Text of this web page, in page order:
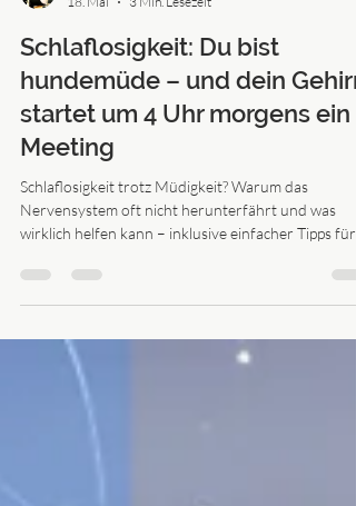
18. Mai
3 Min. Lesezeit
Schlaflosigkeit: Du bist
hundemüde – und dein Gehirn
startet um 4 Uhr morgens ein
Meeting
Schlaflosigkeit trotz Müdigkeit? Warum das
wirklich helfen kann – inklusive einfacher Tipps für
besseren Schlaf.